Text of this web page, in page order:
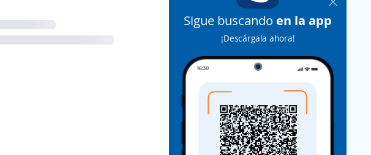
Sigue buscando en la app
¡Descárgala ahora!